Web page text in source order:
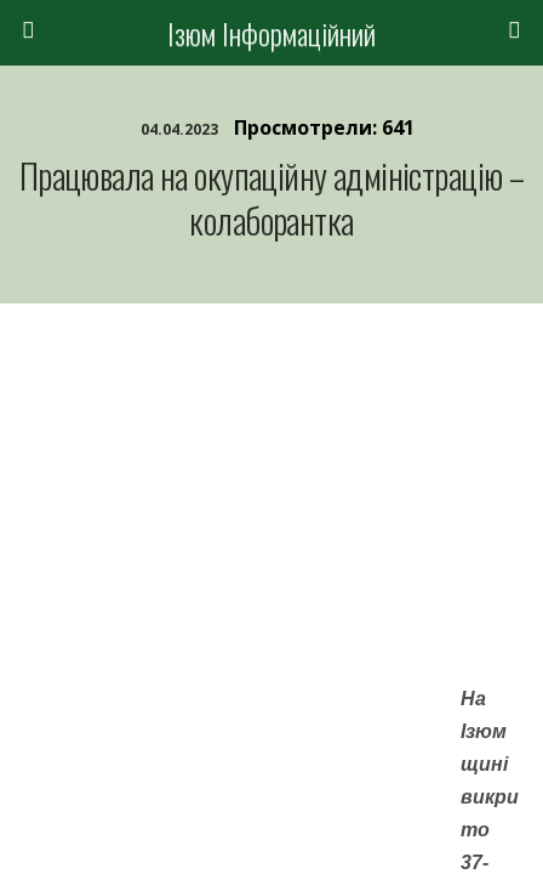
Ізюм Інформаційний
04.04.2023 Просмотрели: 641
Працювала на окупаційну адміністрацію –
колаборантка
На
Ізюм
щині
викри
то
37-